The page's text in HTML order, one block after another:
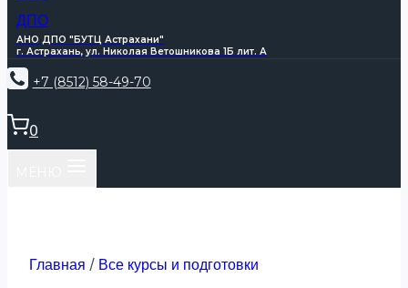
АНО ДПО "БУТЦ Астрахани"
г. Астрахань, ул. Николая Ветошникова 1Б лит. А
+7 (8512) 58-49-70
0
Главная / Все курсы и подготовки